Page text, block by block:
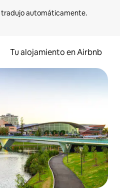
Tu alojamiento en Airbnb